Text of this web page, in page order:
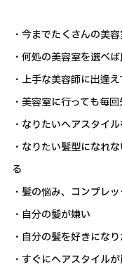
・今までたくさんの美
・何処の美容室を選べ
・上手な美容師に出逢
・美容室に行っても毎
・なりたいヘアスタイ
・なりたい髪型になれ
る
・髪の悩み、コンプレ
・自分の髪が嫌い
・自分の髪を好きにな
・すぐにヘアスタイル